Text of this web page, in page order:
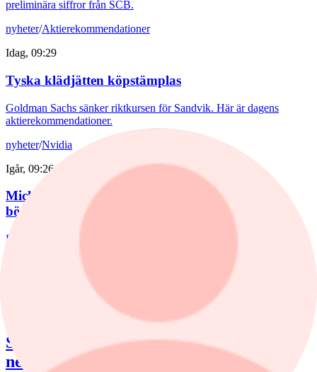
preliminära siffror från SCB.
nyheter/Aktierekommendationer
Idag, 09:29
Tyska klädjätten köpstämplas
Goldman Sachs sänker riktkursen för Sandvik. Här är dagens
aktierekommendationer.
nyheter/Nvidia
Igår, 09:26
Michael Burry varnar för börstopp – ser risk för
börskrasch
Investeraren Michael Burry, känd från "The Big Short" varnar för
Stockholmsbörsen
Stockholmsbörsen avslutade dagen svagt
ned